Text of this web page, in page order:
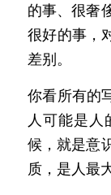
的事、很奢
很好的事，
差别。
你看所有的
人可能是
候，就是意
质，是人最